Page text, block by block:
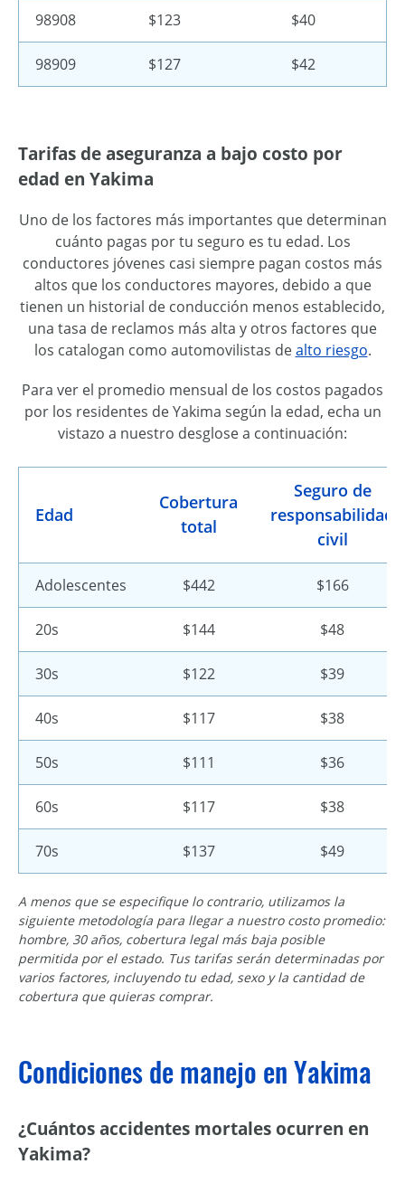
98908 $123 $40
98909 $127 $42
Tarifas de aseguranza a bajo costo por
edad en Yakima
Uno de los factores más importantes que determinan
cuánto pagas por tu seguro es tu edad. Los
conductores jóvenes casi siempre pagan costos más
altos que los conductores mayores, debido a que
tienen un historial de conducción menos establecido,
una tasa de reclamos más alta y otros factores que
los catalogan como automovilistas dealto riesgo.
Para ver el promedio mensual de los costos pagados
por los residentes de Yakima según la edad, echa un
vistazo a nuestro desglose a continuación:
Edad
Cobertura
total
Seguro de
responsabilidad
civil
Adolescentes $442 $166
20s $144 $48
30s $122 $39
40s $117 $38
50s $111 $36
60s $117 $38
70s $137 $49
A menos que se especifique lo contrario, utilizamos la
siguiente metodología para llegar a nuestro costo promedio:
hombre, 30 años, cobertura legal más baja posible
permitida por el estado. Tus tarifas serán determinadas por
varios factores, incluyendo tu edad, sexo y la cantidad de
cobertura que quieras comprar.
Condiciones de manejo en Yakima
¿Cuántos accidentes mortales ocurren en
Yakima?